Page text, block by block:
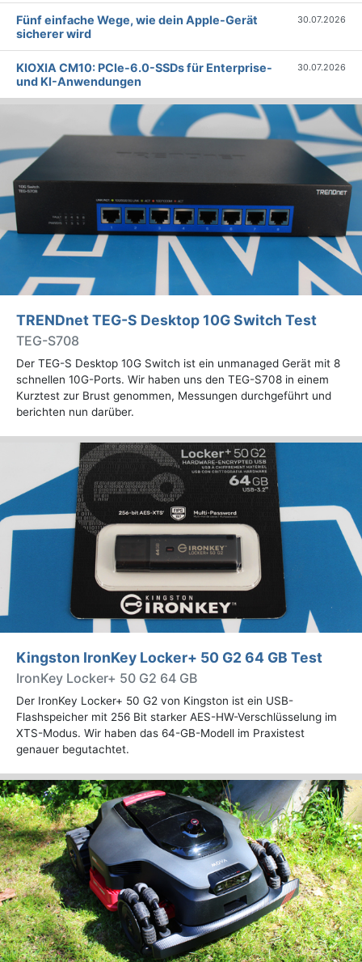
Fünf einfache Wege, wie dein Apple-Gerät
sicherer wird
30.07.2026
KIOXIA CM10: PCIe-6.0-SSDs für Enterprise-
und KI-Anwendungen
30.07.2026
TRENDnet TEG-S Desktop 10G Switch Test
TEG-S708
Der TEG-S Desktop 10G Switch ist ein unmanaged Gerät mit 8
schnellen 10G-Ports. Wir haben uns den TEG-S708 in einem
Kurztest zur Brust genommen, Messungen durchgeführt und
berichten nun darüber.
Kingston IronKey Locker+ 50 G2 64 GB Test
IronKey Locker+ 50 G2 64 GB
Der IronKey Locker+ 50 G2 von Kingston ist ein USB-
Flashspeicher mit 256 Bit starker AES-HW-Verschlüsselung im
XTS-Modus. Wir haben das 64-GB-Modell im Praxistest
genauer begutachtet.